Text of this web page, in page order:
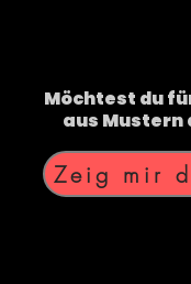
Möchtest du
aus Mustern
Zeig mir